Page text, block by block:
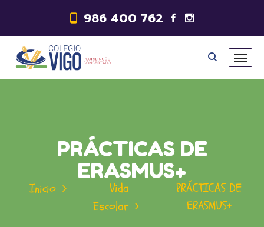
986 400 762
PRÁCTICAS DE
ERASMUS+
Inicio
Vida
Escolar
PRÁCTICAS DE
ERASMUS+